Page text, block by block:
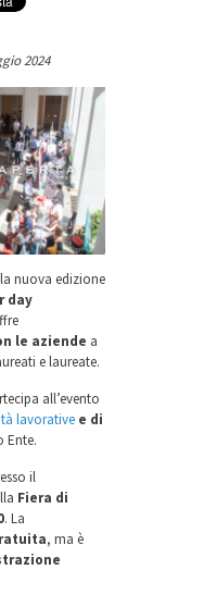
2024
nuova edizione
day
le aziende a
e laureate.
all’evento
lavorativee di
Ente.
il
Fiera di
. La
, ma è